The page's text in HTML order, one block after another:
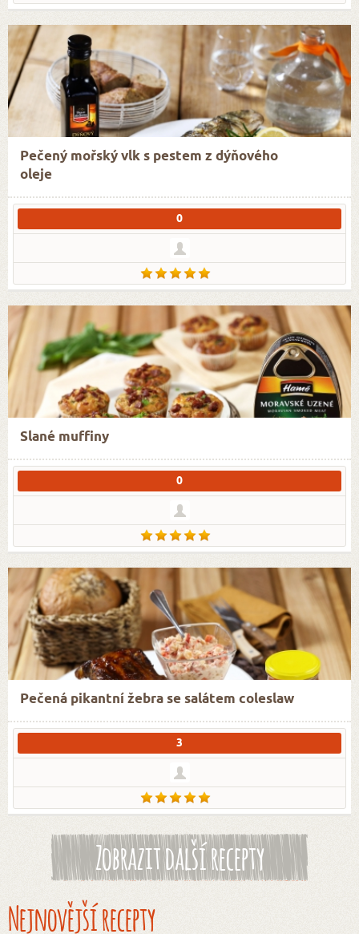
Pečený mořský vlk s pestem z dýňového
oleje
0
Slané muffiny
0
Pečená pikantní žebra se salátem coleslaw
3
Zobrazit další recepty
Nejnovější recepty